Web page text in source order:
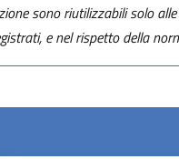
sono riutilizzabili solo
e nel rispetto della